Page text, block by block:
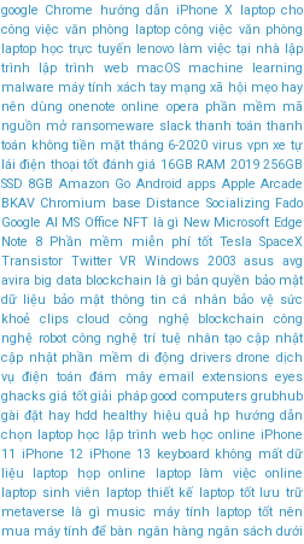
google Chrome
hướng dẫn iPhone X laptop cho
công việc văn phòng laptop công việc văn phòng
laptop học trực tuyến lenovo làm việc tại nhà lập
trình
lập trình web macOS
machine learning
malware máy tính xách tay mạng xã hội mẹo hay
nên dùng onenote online opera phần mềm mã
nguồn mở ransomeware slack thanh toán thanh
toán không tiền mặt tháng 6-2020 virus vpn xe tự
lái điện thoại tốt đánh giá 16GB RAM 2019 256GB
SSD 8GB Amazon Go Android apps Apple Arcade
BKAV Chromium base Distance Socializing Fado
Google AI MS Office NFT là gì New Microsoft Edge
Note 8 Phần mềm miễn phí tốt Tesla SpaceX
Transistor Twitter VR Windows 2003 asus avg
avira big data blockchain là gì bản quyền bảo mật
dữ liệu
bảo mật thông tin cá nhân bảo vệ sức
khoẻ
clips cloud công nghệ blockchain
công
nghệ robot công nghệ trí tuệ nhân tạo cập nhật
cập nhật phần mềm di động drivers drone dịch
vụ điện toán đám mây email extensions eyes
ghacks giá tốt giải pháp good computers grubhub
gài đặt hay hdd healthy hiệu quả hp hướng dẫn
chọn laptop học lập trình web học online iPhone
11
iPhone 12 iPhone 13 keyboard không mất dữ
liệu
laptop họp online
laptop làm việc online
laptop sinh viên laptop thiết kế laptop tốt lưu trữ
metaverse là gì music
máy tính laptop tốt nên
mua máy tính để bàn ngân hàng ngân sách dưới